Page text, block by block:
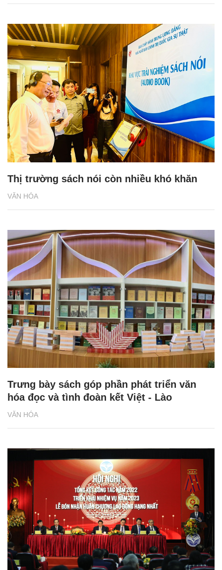
VĂN HÓA
Thị trường sách nói còn nhiều khó khăn
VĂN HÓA
Trưng bày sách góp phần phát triển văn
hóa đọc và tình đoàn kết Việt - Lào